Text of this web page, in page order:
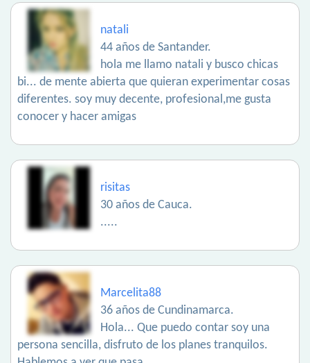
natali
44 años de Santander.
hola me llamo natali y busco chicas
bi... de mente abierta que quieran experimentar cosas
diferentes. soy muy decente, profesional,me gusta
conocer y hacer amigas
risitas
30 años de Cauca.
.....
Marcelita88
36 años de Cundinamarca.
Hola... Que puedo contar soy una
persona sencilla, disfruto de los planes tranquilos.